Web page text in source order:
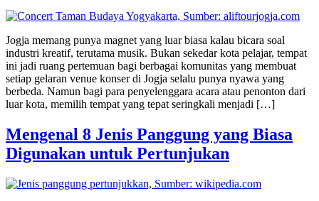
Jogja memang punya magnet yang luar biasa kalau bicara soal
industri kreatif, terutama musik. Bukan sekedar kota pelajar, tempat
ini jadi ruang pertemuan bagi berbagai komunitas yang membuat
setiap gelaran venue konser di Jogja selalu punya nyawa yang
berbeda. Namun bagi para penyelenggara acara atau penonton dari
luar kota, memilih tempat yang tepat seringkali menjadi […]
Mengenal 8 Jenis Panggung yang Biasa
Digunakan untuk Pertunjukan